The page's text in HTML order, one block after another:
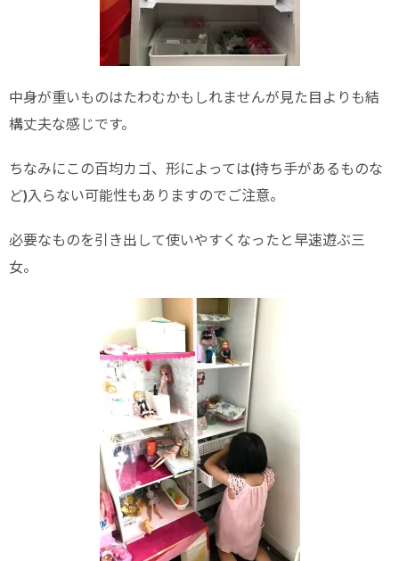
中身が重いものはたわむかもしれませんが見た目よりも結
構丈夫な感じです。
ちなみにこの百均カゴ、形によっては(持ち手があるものな
ど)入らない可能性もありますのでご注意。
必要なものを引き出して使いやすくなったと早速遊ぶ三
女。